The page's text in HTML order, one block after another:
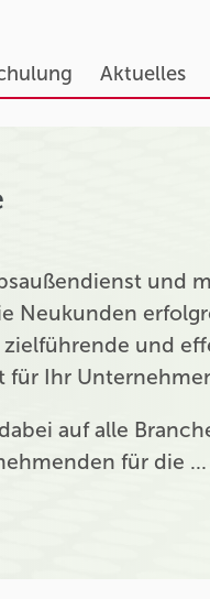
Aktuelles
und
Neukunden
zielführende und
Ihr
auf alle
für die …